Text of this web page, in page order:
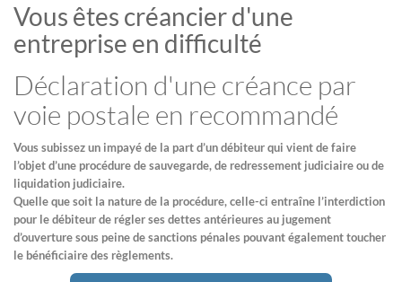
Vous êtes créancier d'une
entreprise en difficulté
Déclaration d'une créance par
voie postale en recommandé
Vous subissez un impayé de la part d’un débiteur qui vient de faire
l’objet d’une procédure de sauvegarde, de redressement judiciaire ou de
liquidation judiciaire.
Quelle que soit la nature de la procédure, celle-ci entraîne l’interdiction
pour le débiteur de régler ses dettes antérieures au jugement
d’ouverture sous peine de sanctions pénales pouvant également toucher
le bénéficiaire des règlements.